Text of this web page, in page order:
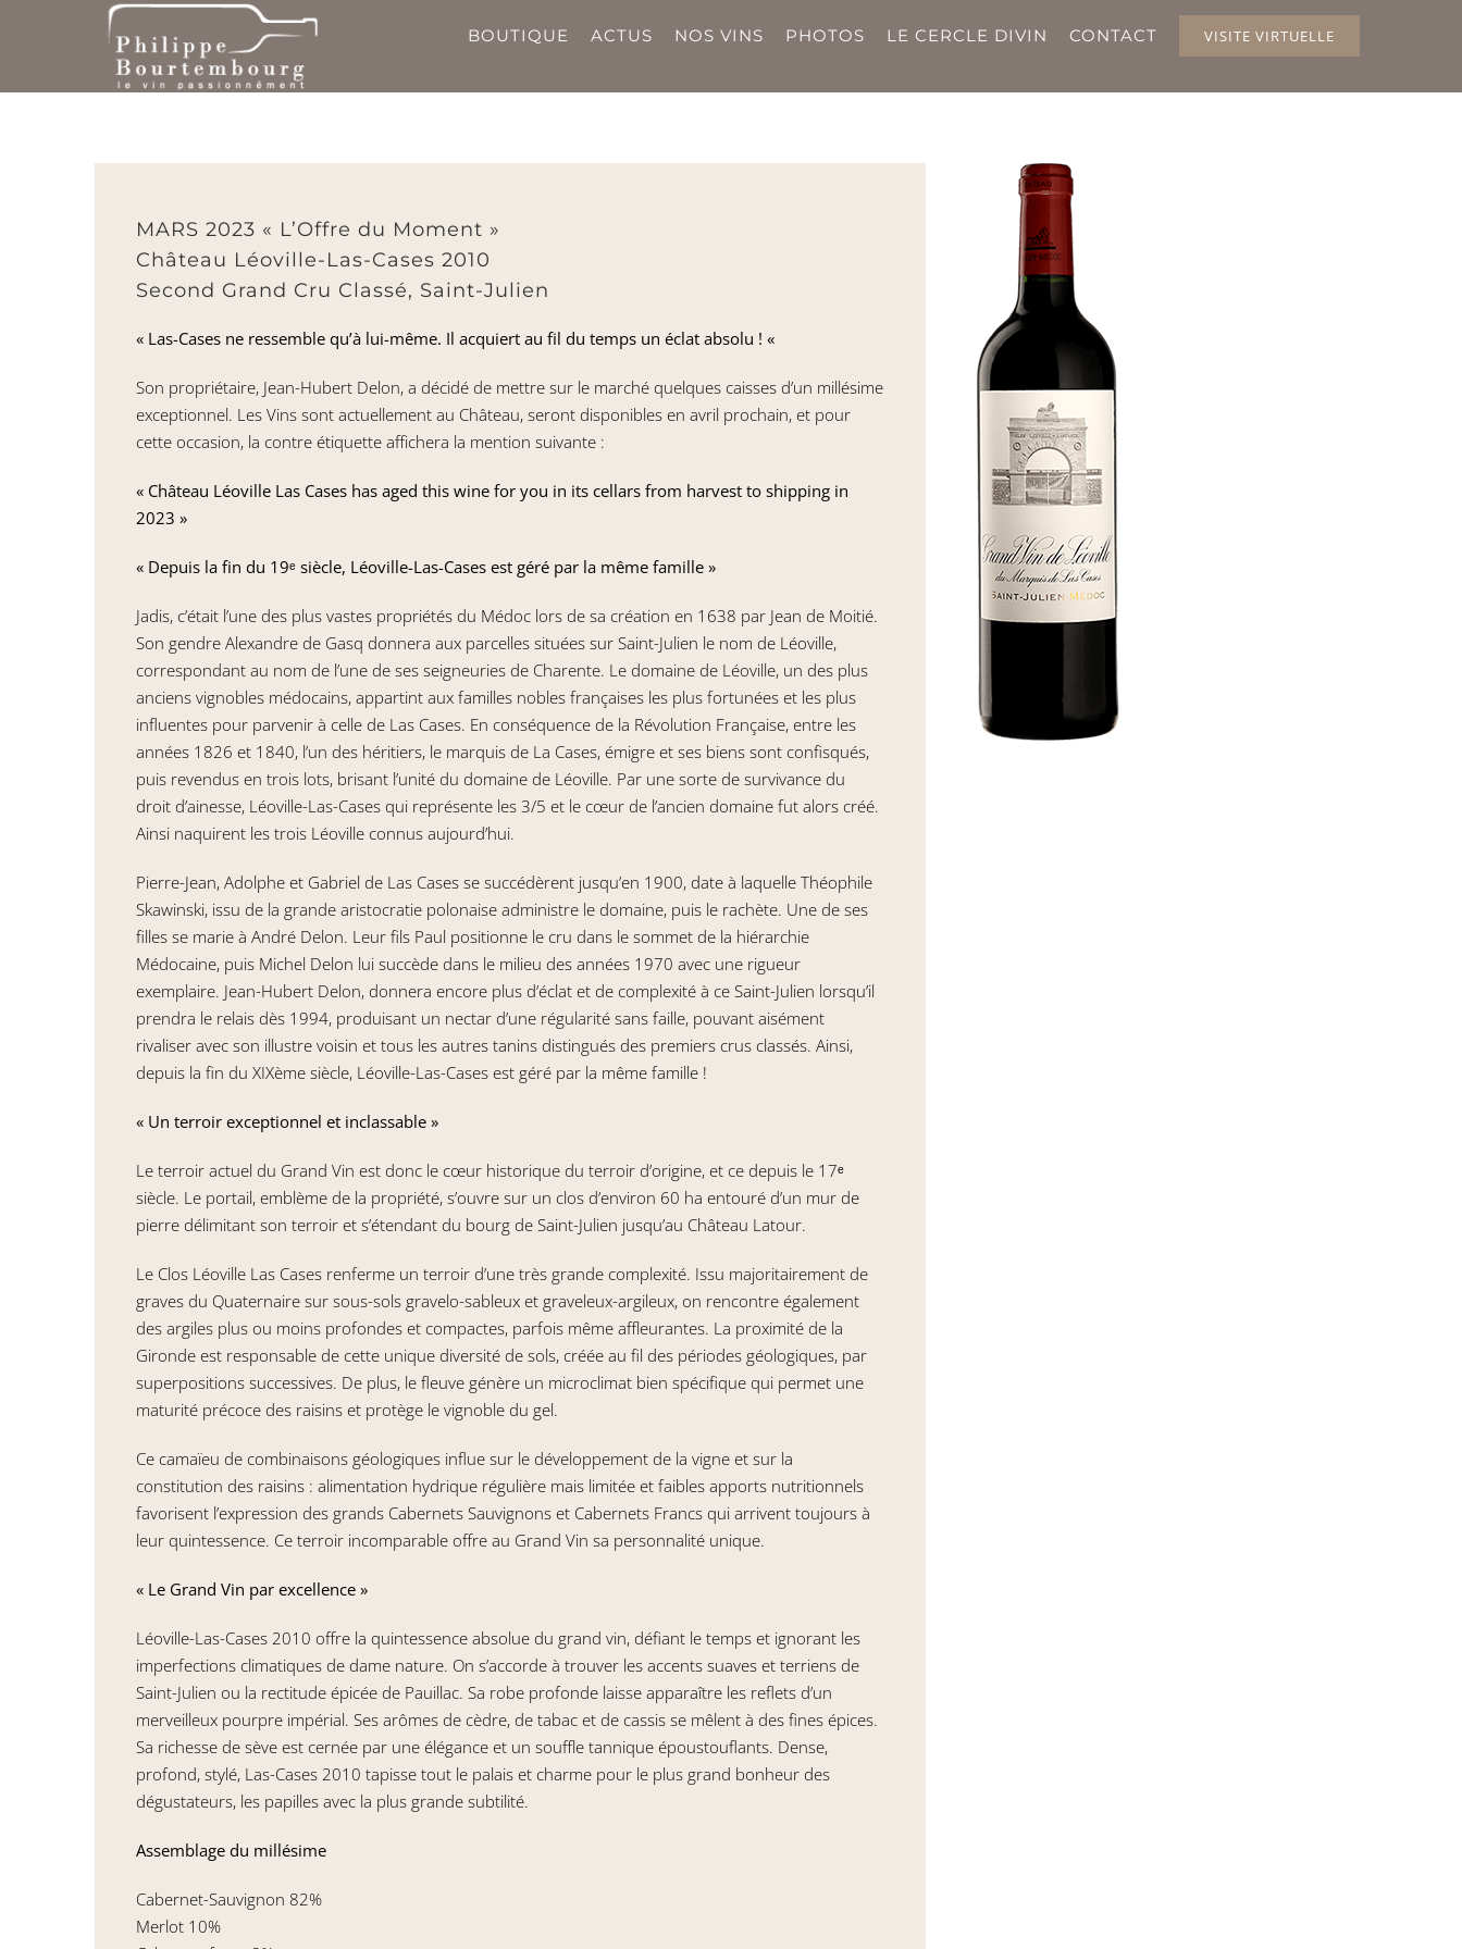
BOUTIQUE ACTUS NOS VINS PHOTOS LE CERCLE DIVIN CONTACT VISITE VIRTUELLE
MARS 2023 « L’Offre du Moment »
Château Léoville-Las-Cases 2010
Second Grand Cru Classé, Saint-Julien
« Las-Cases ne ressemble qu’à lui-même. Il acquiert au fil du temps un éclat absolu ! «
Son propriétaire, Jean-Hubert Delon, a décidé de mettre sur le marché quelques caisses d’un millésime
exceptionnel. Les Vins sont actuellement au Château, seront disponibles en avril prochain, et pour
cette occasion, la contre étiquette affichera la mention suivante :
« Château Léoville Las Cases has aged this wine for you in its cellars from harvest to shipping in
2023 »
« Depuis la fin du 19ᵉ siècle, Léoville-Las-Cases est géré par la même famille »
Jadis, c’était l’une des plus vastes propriétés du Médoc lors de sa création en 1638 par Jean de Moitié.
Son gendre Alexandre de Gasq donnera aux parcelles situées sur Saint-Julien le nom de Léoville,
correspondant au nom de l’une de ses seigneuries de Charente. Le domaine de Léoville, un des plus
anciens vignobles médocains, appartint aux familles nobles françaises les plus fortunées et les plus
influentes pour parvenir à celle de Las Cases. En conséquence de la Révolution Française, entre les
années 1826 et 1840, l’un des héritiers, le marquis de La Cases, émigre et ses biens sont confisqués,
puis revendus en trois lots, brisant l’unité du domaine de Léoville. Par une sorte de survivance du
droit d’ainesse, Léoville-Las-Cases qui représente les 3/5 et le cœur de l’ancien domaine fut alors créé.
Ainsi naquirent les trois Léoville connus aujourd’hui.
Pierre-Jean, Adolphe et Gabriel de Las Cases se succédèrent jusqu’en 1900, date à laquelle Théophile
Skawinski, issu de la grande aristocratie polonaise administre le domaine, puis le rachète. Une de ses
filles se marie à André Delon. Leur fils Paul positionne le cru dans le sommet de la hiérarchie
Médocaine, puis Michel Delon lui succède dans le milieu des années 1970 avec une rigueur
exemplaire. Jean-Hubert Delon, donnera encore plus d’éclat et de complexité à ce Saint-Julien lorsqu’il
prendra le relais dès 1994, produisant un nectar d’une régularité sans faille, pouvant aisément
rivaliser avec son illustre voisin et tous les autres tanins distingués des premiers crus classés. Ainsi,
depuis la fin du XIXème siècle, Léoville-Las-Cases est géré par la même famille !
« Un terroir exceptionnel et inclassable »
Le terroir actuel du Grand Vin est donc le cœur historique du terroir d’origine, et ce depuis le 17ᵉ
siècle. Le portail, emblème de la propriété, s’ouvre sur un clos d’environ 60 ha entouré d’un mur de
pierre délimitant son terroir et s’étendant du bourg de Saint-Julien jusqu’au Château Latour.
Le Clos Léoville Las Cases renferme un terroir d’une très grande complexité. Issu majoritairement de
graves du Quaternaire sur sous-sols gravelo-sableux et graveleux-argileux, on rencontre également
des argiles plus ou moins profondes et compactes, parfois même affleurantes. La proximité de la
Gironde est responsable de cette unique diversité de sols, créée au fil des périodes géologiques, par
superpositions successives. De plus, le fleuve génère un microclimat bien spécifique qui permet une
maturité précoce des raisins et protège le vignoble du gel.
Ce camaïeu de combinaisons géologiques influe sur le développement de la vigne et sur la
constitution des raisins : alimentation hydrique régulière mais limitée et faibles apports nutritionnels
favorisent l’expression des grands Cabernets Sauvignons et Cabernets Francs qui arrivent toujours à
leur quintessence. Ce terroir incomparable offre au Grand Vin sa personnalité unique.
« Le Grand Vin par excellence »
Léoville-Las-Cases 2010 offre la quintessence absolue du grand vin, défiant le temps et ignorant les
imperfections climatiques de dame nature. On s’accorde à trouver les accents suaves et terriens de
Saint-Julien ou la rectitude épicée de Pauillac. Sa robe profonde laisse apparaître les reflets d’un
merveilleux pourpre impérial. Ses arômes de cèdre, de tabac et de cassis se mêlent à des fines épices.
Sa richesse de sève est cernée par une élégance et un souffle tannique époustouflants. Dense,
profond, stylé, Las-Cases 2010 tapisse tout le palais et charme pour le plus grand bonheur des
dégustateurs, les papilles avec la plus grande subtilité.
Assemblage du millésime
Cabernet-Sauvignon 82%
Merlot 10%